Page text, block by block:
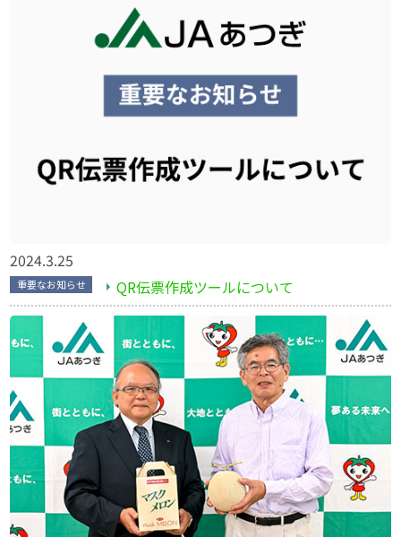
2024.3.25
重要なお知らせ QR伝票作成ツールについて